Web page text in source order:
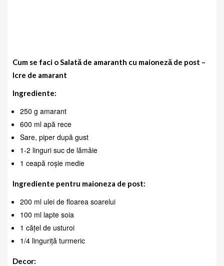
Cum se faci o Salată de amaranth cu maioneză de post –
Icre de amarant
Ingrediente:
250 g amarant
600 ml apă rece
Sare, piper după gust
1-2 linguri suc de lămâie
1 ceapă roșie medie
Ingrediente pentru maioneza de post:
200 ml ulei de floarea soarelui
100 ml lapte soia
1 cățel de usturoi
1/4 linguriță turmeric
Decor: